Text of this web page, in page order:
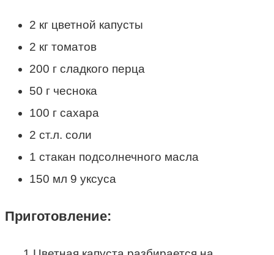
2 кг цветной капусты
2 кг томатов
200 г сладкого перца
50 г чеснока
100 г сахара
2 ст.л. соли
1 стакан подсолнечного масла
150 мл 9 уксуса
Приготовление: